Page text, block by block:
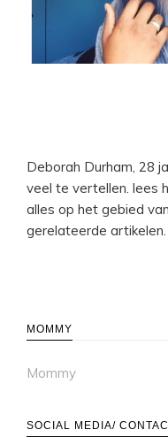
Deborah Durham, 28
veel te vertellen. lees
alles op het gebied
gerelateerde artikelen.
MOMMY
Mommy
SOCIAL MEDIA/